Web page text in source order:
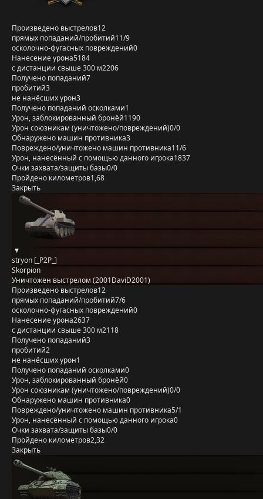
Произведено выстрелов12
прямых попаданий/пробитий11/9
осколочно-фугасных повреждений0
Нанесение урона5184
с дистанции свыше 300 м2206
Получено попаданий7
пробитий3
не нанёсших урон3
Получено попаданий осколками1
Урон, заблокированный бронёй1190
Урон союзникам (уничтожено/повреждений)0/0
Обнаружено машин противника3
Повреждено/уничтожено машин противника11/6
Урон, нанесённый с помощью данного игрока1837
Очки захвата/защиты базы0/0
Пройдено километров1,68
Закрыть
stryon [_P2P_]
Skorpion
Уничтожен выстрелом (2001DaviD2001)
Произведено выстрелов12
прямых попаданий/пробитий7/6
осколочно-фугасных повреждений0
Нанесение урона2637
с дистанции свыше 300 м2118
Получено попаданий3
пробитий2
не нанёсших урон1
Получено попаданий осколками0
Урон, заблокированный бронёй0
Урон союзникам (уничтожено/повреждений)0/0
Обнаружено машин противника0
Повреждено/уничтожено машин противника5/1
Урон, нанесённый с помощью данного игрока0
Очки захвата/защиты базы0/0
Пройдено километров2,32
Закрыть